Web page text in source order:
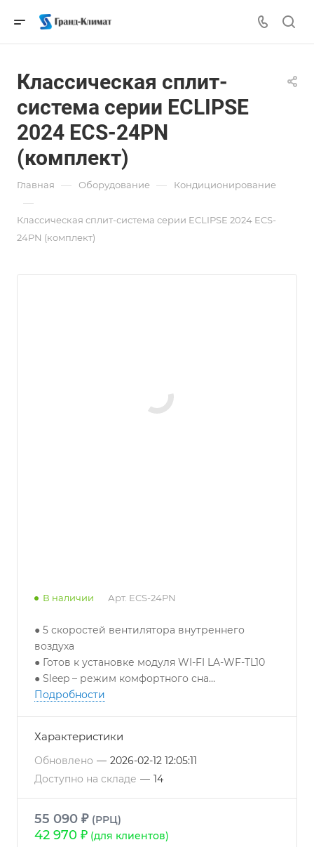
Классическая сплит-
система серии ECLIPSE
2024 ECS-24PN
(комплект)
Главная — Оборудование — Кондиционирование
—
Классическая сплит-система серии ECLIPSE 2024 ECS-
24PN (комплект)
В наличии Арт. ECS-24PN
● 5 скоростей вентилятора внутреннего
воздуха
● Готов к установке модуля WI-FI LA-WF-TL10
● Sleep – режим комфортного сна
● Mute – режим минимального уровня шума
● Функция запоминания положения жалюзи
● Эргономичный пульт управления
● Возможность отключения дисплея
● Smart Defrost – функция умного оттаивания
● Функция автоматического перезапуска
Подробности
Характеристики
Обновлено — 2026-02-12 12:05:11
Доступно на складе — 14
55 090 ₽ (РРЦ)
42 970 ₽ (для клиентов)